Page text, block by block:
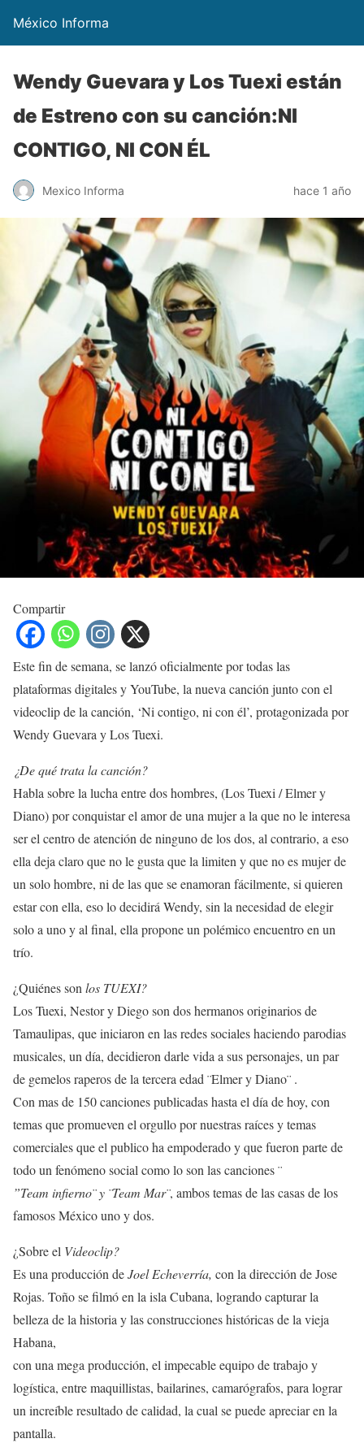
México Informa
Wendy Guevara y Los Tuexi están
de Estreno con su canción:NI
CONTIGO, NI CON ÉL
Mexico Informa hace 1 año
Compartir
Este fin de semana, se lanzó oficialmente por todas las
plataformas digitales y YouTube, la nueva canción junto con el
videoclip de la canción, ‘Ni contigo, ni con él’, protagonizada por
Wendy Guevara y Los Tuexi.
¿De qué trata la canción?
Habla sobre la lucha entre dos hombres, (Los Tuexi / Elmer y
Diano) por conquistar el amor de una mujer a la que no le interesa
ser el centro de atención de ninguno de los dos, al contrario, a eso
ella deja claro que no le gusta que la limiten y que no es mujer de
un solo hombre, ni de las que se enamoran fácilmente, si quieren
estar con ella, eso lo decidirá Wendy, sin la necesidad de elegir
solo a uno y al final, ella propone un polémico encuentro en un
trío.
¿Quiénes son los TUEXI?
Los Tuexi, Nestor y Diego son dos hermanos originarios de
Tamaulipas, que iniciaron en las redes sociales haciendo parodias
musicales, un día, decidieron darle vida a sus personajes, un par
de gemelos raperos de la tercera edad ¨Elmer y Diano¨ .
Con mas de 150 canciones publicadas hasta el día de hoy, con
temas que promueven el orgullo por nuestras raíces y temas
comerciales que el publico ha empoderado y que fueron parte de
todo un fenómeno social como lo son las canciones ¨
”Team infierno¨ y ¨Team Mar¨, ambos temas de las casas de los
famosos México uno y dos.
¿Sobre el Videoclip?
Es una producción deJoel Echeverría, con la dirección de Jose
Rojas. Toño se filmó en la isla Cubana, logrando capturar la
belleza de la historia y las construcciones históricas de la vieja
Habana,
con una mega producción, el impecable equipo de trabajo y
logística, entre maquillistas, bailarines, camarógrafos, para lograr
un increíble resultado de calidad, la cual se puede apreciar en la
pantalla.